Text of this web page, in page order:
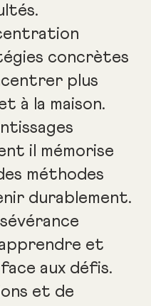
concrètes
plus
à la maison.
il mémorise
méthodes
durablement.
et
aux défis.
et de